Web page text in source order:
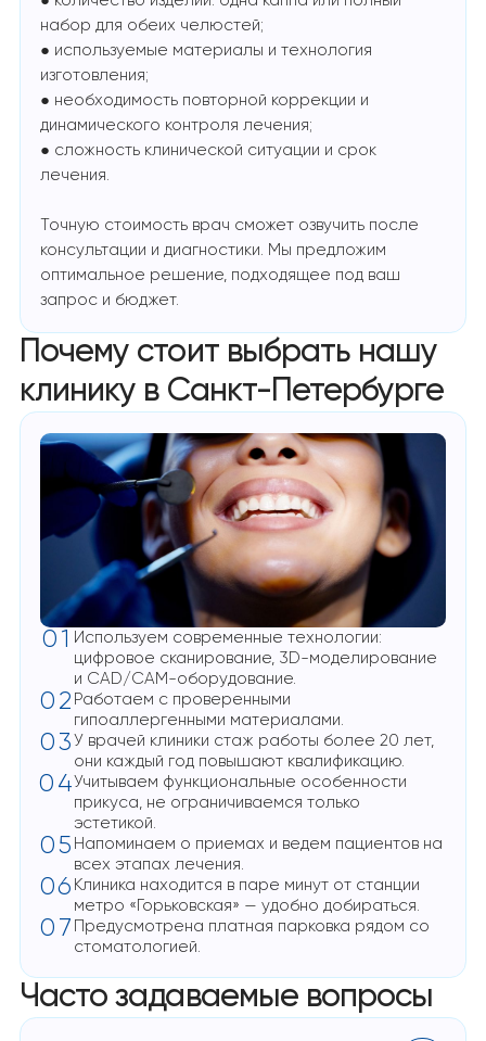
набор для обеих челюстей;
● используемые материалы и технология
изготовления;
● необходимость повторной коррекции и
динамического контроля лечения;
● сложность клинической ситуации и срок
лечения.
Точную стоимость врач сможет озвучить после
консультации и диагностики. Мы предложим
оптимальное решение, подходящее под ваш
запрос и бюджет.
Почему стоит выбрать нашу
клинику в Санкт-Петербурге
01 Используем современные технологии:
цифровое сканирование, 3D-моделирование
и CAD/CAM-оборудование.
02 Работаем с проверенными
гипоаллергенными материалами.
03 У врачей клиники стаж работы более 20 лет,
они каждый год повышают квалификацию.
04Учитываем функциональные особенности
прикуса, не ограничиваемся только
эстетикой.
05 Напоминаем о приемах и ведем пациентов на
всех этапах лечения.
06 Клиника находится в паре минут от станции
метро «Горьковская» — удобно добираться.
07 Предусмотрена платная парковка рядом со
стоматологией.
Часто задаваемые вопросы